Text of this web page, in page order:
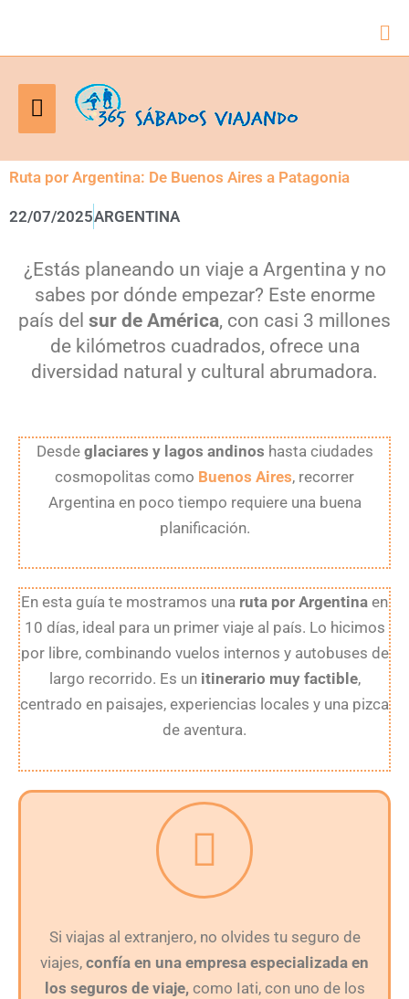
Menú
principal
Ruta por Argentina: De Buenos Aires a Patagonia
22/07/2025ARGENTINA
¿Estás planeando un viaje a Argentina y no
sabes por dónde empezar? Este enorme
país del sur de América, con casi 3 millones
de kilómetros cuadrados, ofrece una
diversidad natural y cultural abrumadora.
Desde glaciares y lagos andinos hasta ciudades
cosmopolitas como Buenos Aires, recorrer
Argentina en poco tiempo requiere una buena
planificación.
En esta guía te mostramos una ruta por Argentina en
10 días, ideal para un primer viaje al país. Lo hicimos
por libre, combinando vuelos internos y autobuses de
largo recorrido. Es un itinerario muy factible,
centrado en paisajes, experiencias locales y una pizca
de aventura.
Si viajas al extranjero, no olvides tu seguro de
viajes, confía en una empresa especializada en
los seguros de viaje,como Iati, con uno de los